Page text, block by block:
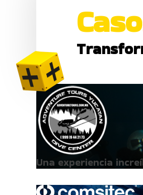
Una experiencia